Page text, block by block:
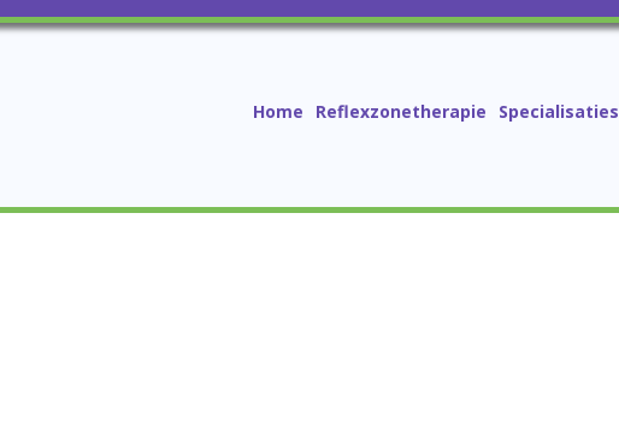
Home Reflexzonetherapie Specialisaties